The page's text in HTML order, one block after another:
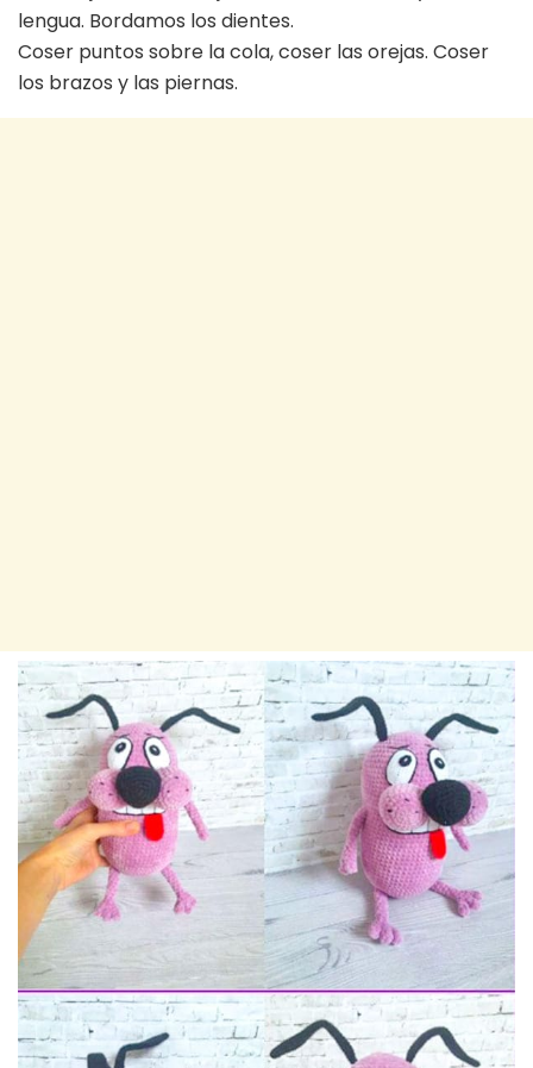
lengua. Bordamos los dientes.
Coser puntos sobre la cola, coser las orejas. Coser
los brazos y las piernas.